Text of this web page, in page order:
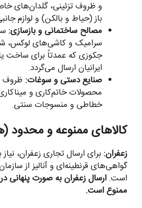
و ظروف تزئینی، گلدان‌های
باز (حیاط و بالکن) و لوازم
مصالح ساختمانی و بازسازی:
سرامیک و کاشی‌های لوکس،
جکوزی که عمدتاً برای ساخت
ایرانیان ارسال می‌گردد.
صنایع دستی و سوغات: ظروف
محصولات خاتم‌کاری و
خطاطی و منسوجات سنتی.
کالاهای ممنوعه و محدود
زعفران: برای ارسال تجاری زعفران،
گواهی‌های قرنطینه‌ای و آنالیز از
است. ارسال زعفران به صورت پنهانی در
ممنوع است.